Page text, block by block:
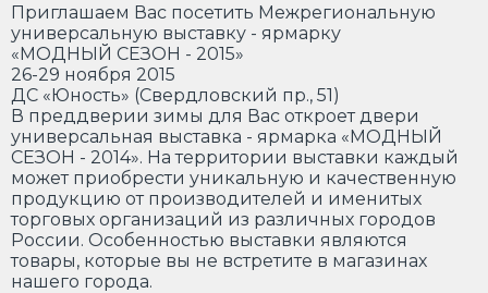
Приглашаем Вас посетить Межрегиональную
универсальную выставку - ярмарку
«МОДНЫЙ СЕЗОН - 2015»
26-29 ноября 2015
ДС «Юность» (Свердловский пр., 51)
В преддверии зимы для Вас откроет двери
универсальная выставка - ярмарка «МОДНЫЙ
СЕЗОН - 2014». На территории выставки каждый
может приобрести уникальную и качественную
продукцию от производителей и именитых
торговых организаций из различных городов
России. Особенностью выставки являются
товары, которые вы не встретите в магазинах
нашего города.